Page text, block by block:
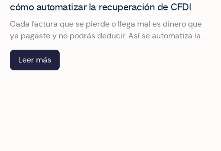
cómo automatizar la recuperación de CFDI
Cada factura que se pierde o llega mal es dinero que
ya pagaste y no podrás deducir. Así se automatiza la
recuperación de CFDI para dejar de perseguir
comprobantes.
Leer más